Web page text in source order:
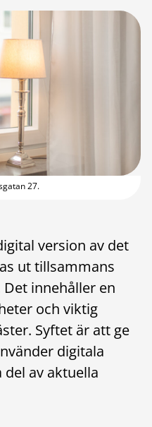
27.
version av det
ut tillsammans
innehåller en
och viktig
Syftet är att ge
digitala
av aktuella